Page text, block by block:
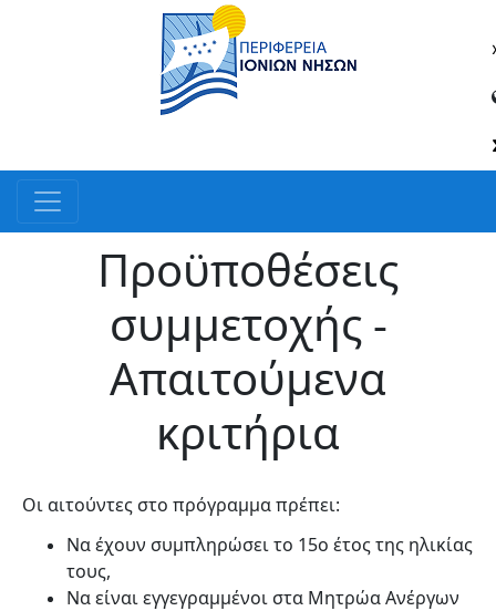
Προϋποθέσεις
συμμετοχής -
Απαιτούμενα
κριτήρια
Οι αιτούντες στο πρόγραμμα πρέπει:
Να έχουν συμπληρώσει το 15ο έτος της ηλικίας
τους,
Να είναι εγγεγραμμένοι στα Μητρώα Ανέργων